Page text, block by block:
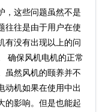
这些问题虽然不是
往往是由于用户在使
有没有出现以上的问
确保风机电机的正常
虽然风机的颐养并不
动机如果在使用中出
的影响。但是也能起